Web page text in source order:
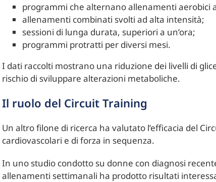
programmi che alternano allenamenti aerobici
allenamenti combinati svolti ad alta intensità;
sessioni di lunga durata, superiori a un’ora;
programmi protratti per diversi mesi.
I dati raccolti mostrano una riduzione dei livelli di
rischio di sviluppare alterazioni metaboliche.
Il ruolo del Circuit Training
Un altro filone di ricerca ha valutato l’efficacia del
cardiovascolari e di forza in sequenza.
In uno studio condotto su donne con diagnosi
allenamenti settimanali ha prodotto risultati